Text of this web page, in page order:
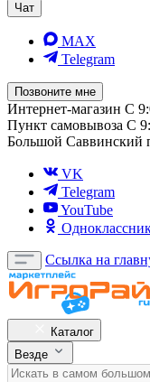
Чат
MAX
Telegram
Позвоните мне
Интернет-магазин С
Пункт самовывоза С
Большой Саввинский
VK
Telegram
YouTube
Ссылка на
Каталог
Везде